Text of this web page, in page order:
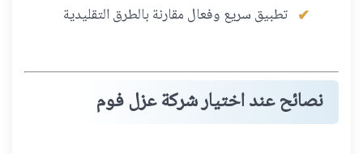
تطبيق سريع وفعال مقارنة بالطرق التقليدية
نصائح عند اختيار شركة عزل فوم